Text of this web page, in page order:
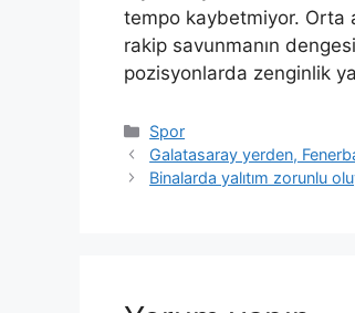
tempo kaybetmiyor. Orta
rakip savunmanın
pozisyonlarda zenginlik
Kategoriler
Spor
Galatasaray yerden,
Binalarda yalıtım zorunlu